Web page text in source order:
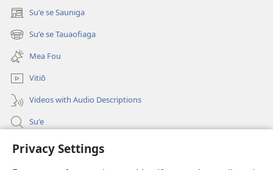
Privacy Settings
Suʻe se Sauniga
(tatala
se
isi
polokalame)
Suʻe se Tauaofiaga
(tatala
se
isi
polokalame)
Mea Fou
Vitiō
Videos with Audio Descriptions
Suʻe
Faamatalaga mo Ofisa o le Malo